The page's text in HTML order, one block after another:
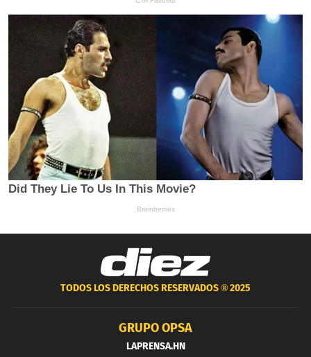
TODOS LOS DERECHOS RESERVADOS ®2025
GRUPO OPSA
LAPRENSA.HN